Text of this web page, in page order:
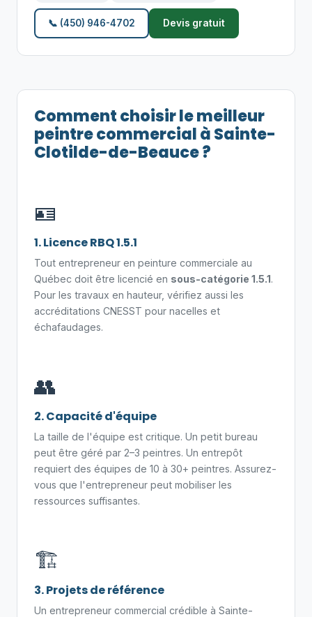
📞 (450) 946-4702 Devis gratuit
Comment choisir le meilleur
peintre commercial à Sainte-
Clotilde-de-Beauce ?
🪪
1. Licence RBQ 1.5.1
Tout entrepreneur en peinture commerciale au
Québec doit être licencié en sous-catégorie 1.5.1.
Pour les travaux en hauteur, vérifiez aussi les
accréditations CNESST pour nacelles et
échafaudages.
👥
2. Capacité d'équipe
La taille de l'équipe est critique. Un petit bureau
peut être géré par 2–3 peintres. Un entrepôt
requiert des équipes de 10 à 30+ peintres. Assurez-
vous que l'entrepreneur peut mobiliser les
ressources suffisantes.
🏗️
3. Projets de référence
Un entrepreneur commercial crédible à Sainte-